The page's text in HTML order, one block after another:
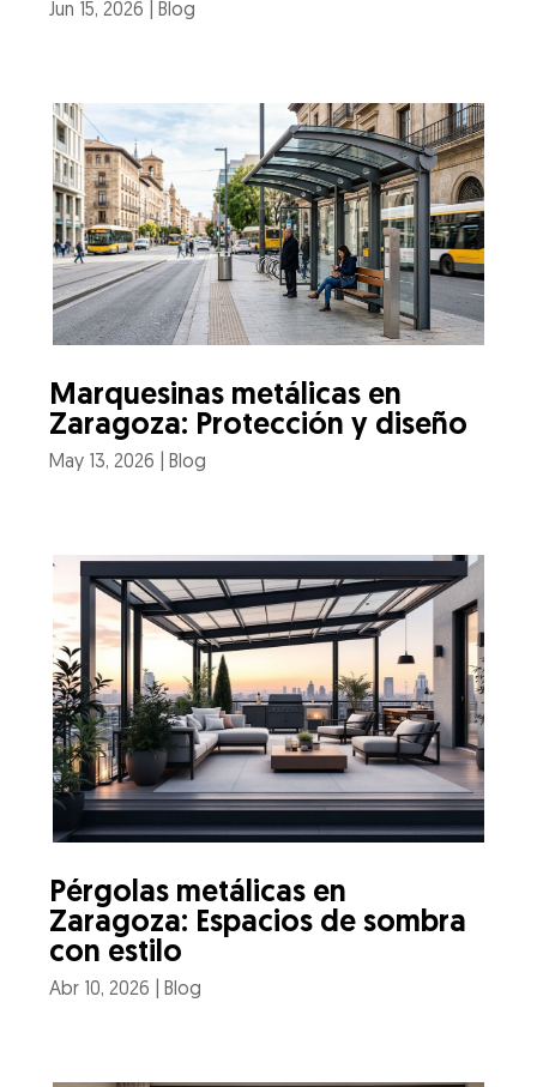
Jun 15, 2026 |Blog
Marquesinas metálicas en
Zaragoza: Protección y diseño
May 13, 2026 Blog
Pérgolas metálicas en
Zaragoza: Espacios de sombra
con estilo
Abr 10, 2026 Blog